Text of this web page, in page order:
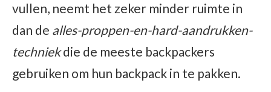
vullen, neemt het zeker minder ruimte in
dan de alles-proppen-en-hard-aandrukken-
techniekdie de meeste backpackers
gebruiken om hun backpack in te pakken.